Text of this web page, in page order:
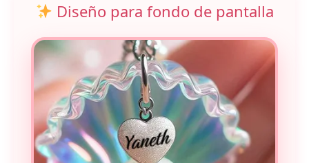
Diseño para fondo de pantalla